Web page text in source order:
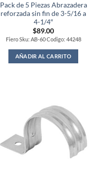
Pack de 5 Piezas Abrazadera
reforzada sin fin de 3-5/16 a
4-1/4″
$89.00
Fiero Sku: AB-60 Codigo: 44248
AÑADIR AL CARRITO